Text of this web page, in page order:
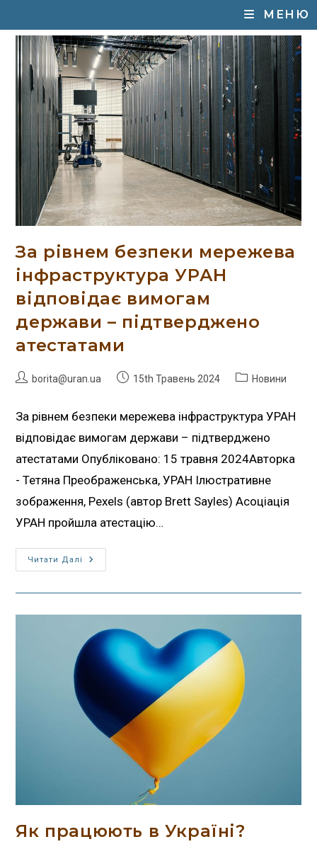
МЕНЮ
За рівнем безпеки мережева
інфраструктура УРАН
відповідає вимогам
держави – підтверджено
атестатами
borita@uran.ua 15th Травень 2024 Новини
За рівнем безпеки мережева інфраструктура УРАН
відповідає вимогам держави – підтверджено
атестатами Опубліковано: 15 травня 2024Авторка
- Тетяна Преображенська, УРАН Ілюстративне
зображення, Pexels (автор Brett Sayles) Асоціація
УРАН пройшла атестацію…
Читати Далі
Як працюють в Україні?